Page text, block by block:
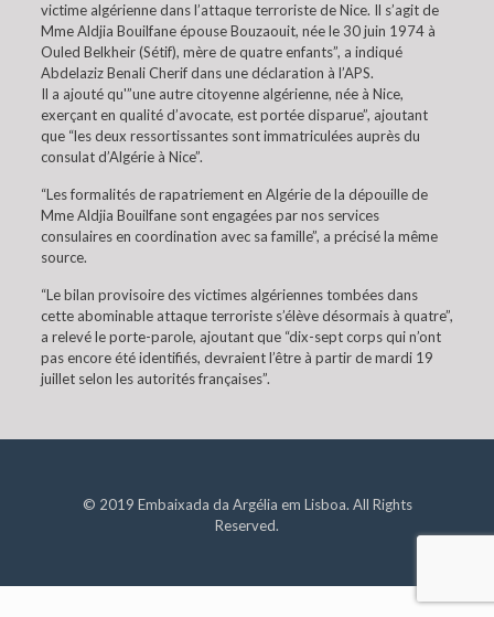
victime algérienne dans l’attaque terroriste de Nice. Il s’agit de
Mme Aldjia Bouilfane épouse Bouzaouit, née le 30 juin 1974 à
Ouled Belkheir (Sétif), mère de quatre enfants”, a indiqué
Abdelaziz Benali Cherif dans une déclaration à l’APS.
Il a ajouté qu'”une autre citoyenne algérienne, née à Nice,
exerçant en qualité d’avocate, est portée disparue”, ajoutant
que “les deux ressortissantes sont immatriculées auprès du
consulat d’Algérie à Nice”.
“Les formalités de rapatriement en Algérie de la dépouille de
Mme Aldjia Bouilfane sont engagées par nos services
consulaires en coordination avec sa famille”, a précisé la même
source.
“Le bilan provisoire des victimes algériennes tombées dans
cette abominable attaque terroriste s’élève désormais à quatre”,
a relevé le porte-parole, ajoutant que “dix-sept corps qui n’ont
pas encore été identifiés, devraient l’être à partir de mardi 19
juillet selon les autorités françaises”.
© 2019 Embaixada da Argélia em Lisboa. All Rights
Reserved.